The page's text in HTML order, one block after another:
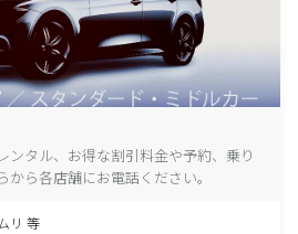
ンタル、お得な割引料金や予約、乗り
ら各店舗にお電話ください。
リ 等